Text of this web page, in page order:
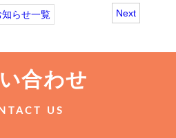
Next
知らせ一覧
合わせ
US